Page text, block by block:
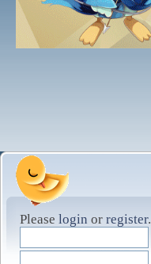
Please login or register.